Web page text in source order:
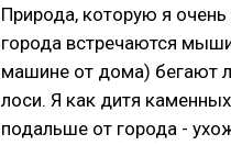
Природа, которую я
города встречаются
машине от дома) бегают
лоси. Я как дитя
подальше от города -